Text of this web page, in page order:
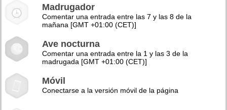
Madrugador
Comentar una entrada entre las 7 y las 8 de la
mañana [GMT +01:00 (CET)]
Ave nocturna
Comentar una entrada entre la 1 y las 3 de la
madrugada [GMT +01:00 (CET)]
Móvil
Conectarse a la versión móvil de la página